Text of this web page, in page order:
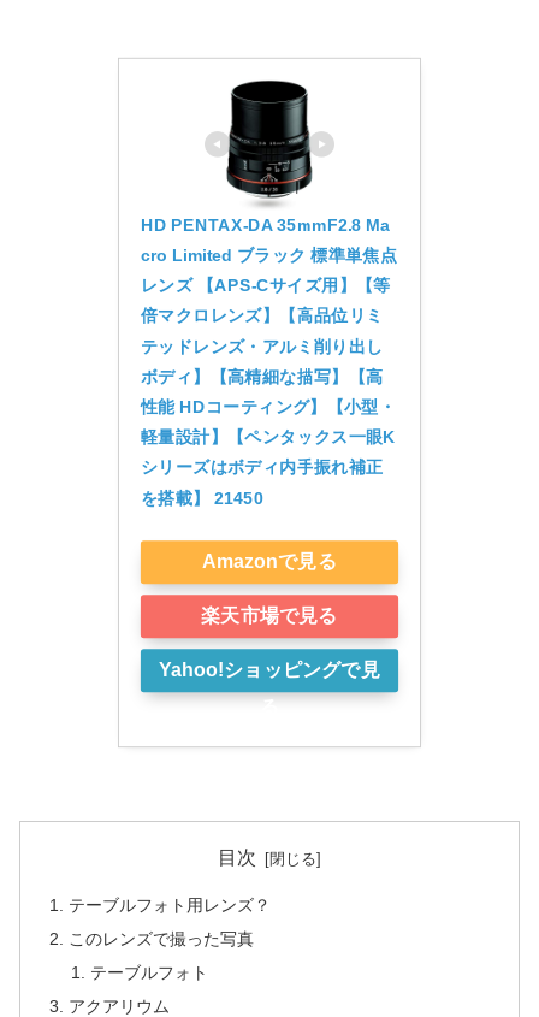
HD PENTAX-DA 35mmF2.8 Ma
cro Limited ブラック 標準単焦点
レンズ 【APS-Cサイズ用】【等
倍マクロレンズ】【高品位リミ
テッドレンズ・アルミ削り出し
ボディ】【高精細な描写】【高
性能 HDコーティング】【小型・
軽量設計】【ペンタックス一眼K
シリーズはボディ内手振れ補正
を搭載】 21450
Amazonで見る
楽天市場で見る
Yahoo!ショッピングで見
目次
テーブルフォト用レンズ？
このレンズで撮った写真
テーブルフォト
アクアリウム